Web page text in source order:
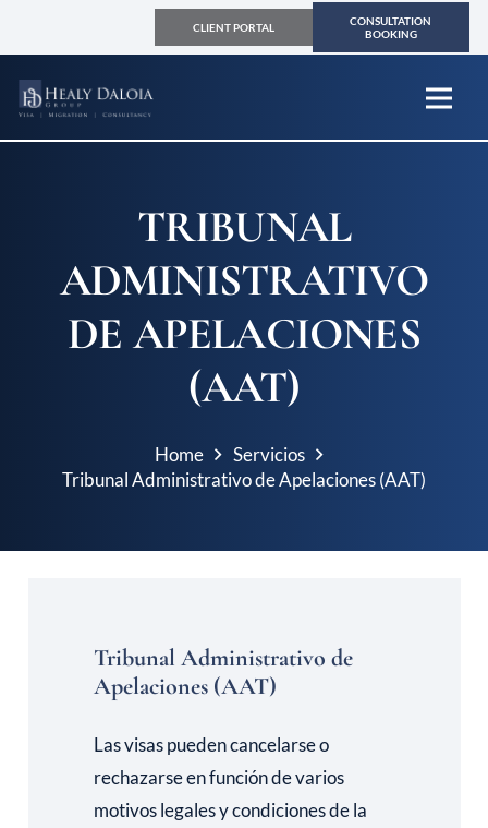
CLIENT PORTAL
CONSULTATION
BOOKING
TRIBUNAL
ADMINISTRATIVO
DE APELACIONES
(AAT)
Home
Servicios
Tribunal Administrativo de Apelaciones (AAT)
Tribunal Administrativo de
Apelaciones (AAT)
Las visas pueden cancelarse o
rechazarse en función de varios
motivos legales y condiciones de la